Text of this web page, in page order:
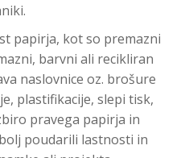
papirja, kot so premazni
barvni ali recikliran
naslovnice oz. brošure
plastifikacije, slepi tisk,
pravega papirja in
poudarili lastnosti in